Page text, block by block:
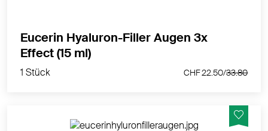
1 Stück
Eucerin Hyaluron-Filler Augen 3x
Effect (15 ml)
1 Stück CHF 22.50/33.80